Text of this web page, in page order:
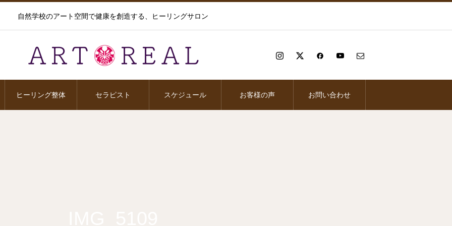
自然学校のアート空間で健康を創造する、ヒーリングサロン
ヒーリング整体 セラピスト スケジュール お客様の声 お問い合わせ